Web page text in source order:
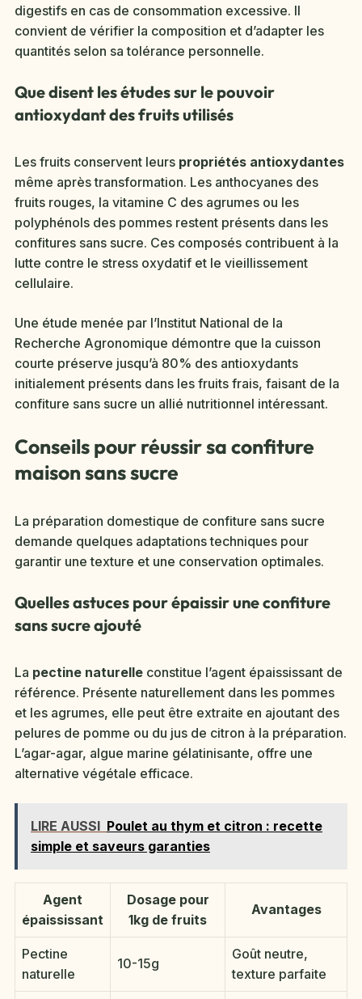
digestifs en cas de consommation excessive. Il
convient de vérifier la composition et d’adapter les
quantités selon sa tolérance personnelle.
Que disent les études sur le pouvoir
antioxydant des fruits utilisés
Les fruits conservent leurs propriétés antioxydantes
même après transformation. Les anthocyanes des
fruits rouges, la vitamine C des agrumes ou les
polyphénols des pommes restent présents dans les
confitures sans sucre. Ces composés contribuent à la
lutte contre le stress oxydatif et le vieillissement
cellulaire.
Une étude menée par l’Institut National de la
Recherche Agronomique démontre que la cuisson
courte préserve jusqu’à 80% des antioxydants
initialement présents dans les fruits frais, faisant de la
confiture sans sucre un allié nutritionnel intéressant.
Conseils pour réussir sa confiture
maison sans sucre
La préparation domestique de confiture sans sucre
demande quelques adaptations techniques pour
garantir une texture et une conservation optimales.
Quelles astuces pour épaissir une confiture
sans sucre ajouté
La pectine naturelle constitue l’agent épaississant de
référence. Présente naturellement dans les pommes
et les agrumes, elle peut être extraite en ajoutant des
pelures de pomme ou du jus de citron à la préparation.
L’agar-agar, algue marine gélatinisante, offre une
alternative végétale efficace.
LIRE AUSSI Poulet au thym et citron : recette
simple et saveurs garanties
Agent
épaississant
Dosage pour
1kg de fruits
Avantages
Pectine
naturelle
10-15g
Goût neutre,
texture parfaite